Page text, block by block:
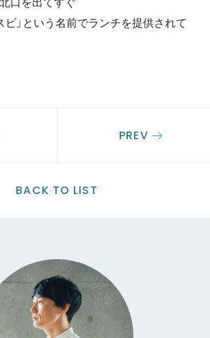
ビ」という名前でランチを提供されて
BACK TO LIST
PREV